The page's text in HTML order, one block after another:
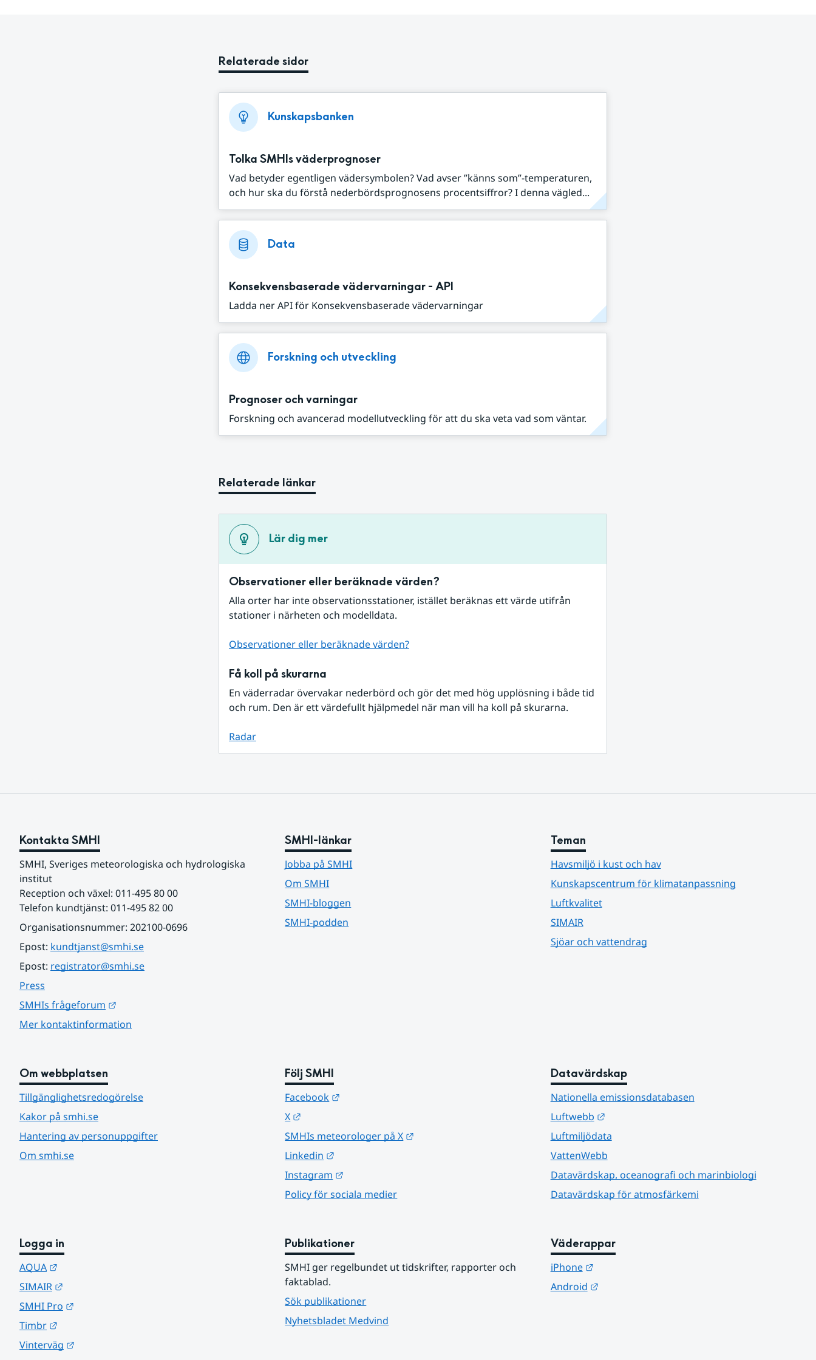
Relaterade sidor
Kunskapsbanken
Tolka SMHIs väderprognoser
Vad betyder egentligen vädersymbolen? Vad avser ”känns som”-temperaturen,
och hur ska du förstå nederbördsprognosens procentsiffror? I denna vägled...
Data
Konsekvensbaserade vädervarningar - API
Ladda ner API för Konsekvensbaserade vädervarningar
Forskning och utveckling
Prognoser och varningar
Forskning och avancerad modellutveckling för att du ska veta vad som väntar.
Relaterade länkar
Lär dig mer
Observationer eller beräknade värden?
Alla orter har inte observationsstationer, istället beräknas ett värde utifrån
stationer i närheten och modelldata.
Observationer eller beräknade värden?
Få koll på skurarna
En väderradar övervakar nederbörd och gör det med hög upplösning i både tid
och rum. Den är ett värdefullt hjälpmedel när man vill ha koll på skurarna.
Radar
Kontakta SMHI
SMHI, Sveriges meteorologiska och hydrologiska
institut
Reception och växel: 011-495 80 00
Telefon kundtjänst: 011-495 82 00
Organisationsnummer: 202100-0696
Epost: kundtjanst@smhi.se
Epost: registrator@smhi.se
Press
SMHIs frågeforum
Mer kontaktinformation
SMHI-länkar
Jobba på SMHI
Om SMHI
SMHI-bloggen
SMHI-podden
Teman
Havsmiljö i kust och hav
Kunskapscentrum för klimatanpassning
Luftkvalitet
SIMAIR
Sjöar och vattendrag
Om webbplatsen
Tillgänglighetsredogörelse
Kakor på smhi.se
Hantering av personuppgifter
Om smhi.se
Följ SMHI
Facebook
X
SMHIs meteorologer på X
Linkedin
Instagram
Policy för sociala medier
Datavärdskap
Nationella emissionsdatabasen
Luftwebb
Länk till annan webbplats.
Luftmiljödata
VattenWebb
Datavärdskap, oceanografi och marinbiologi
Datavärdskap för atmosfärkemi
Logga in
AQUA
SIMAIR
SMHI Pro
Timbr
Vinterväg
Publikationer
SMHI ger regelbundet ut tidskrifter, rapporter och
faktablad.
Sök publikationer
Nyhetsbladet Medvind
Väderappar
iPhone
Länk till annan webbplats.
Android
Länk till annan webbplats.